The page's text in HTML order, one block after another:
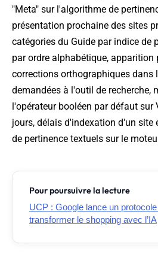
"Meta" sur l'algorithme de
présentation prochaine des sites
catégories du Guide par indice de
par ordre alphabétique, apparition
corrections orthographiques dans
demandées à l'outil de recherche,
l'opérateur booléen par défaut
jours, délais d'indexation d'un site
de pertinence textuels sur le
Pour poursuivre la lecture
UCP : Google lance un
transformer le shopping avec l’IA